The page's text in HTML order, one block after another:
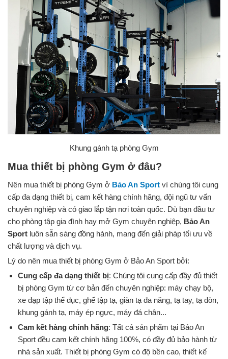
Khung gánh tạ phòng Gym
Mua thiết bị phòng Gym ở đâu?
Nên mua thiết bị phòng Gym ở Bảo An Sport vì chúng tôi cung
cấp đa dạng thiết bị, cam kết hàng chính hãng, đội ngũ tư vấn
chuyên nghiệp và có giao lắp tận nơi toàn quốc. Dù bạn đầu tư
cho phòng tập gia đình hay mở Gym chuyên nghiệp, Bảo An
Sport luôn sẵn sàng đồng hành, mang đến giải pháp tối ưu về
chất lượng và dịch vụ.
Lý do nên mua thiết bị phòng Gym ở Bảo An Sport bởi:
Cung cấp đa dạng thiết bị: Chúng tôi cung cấp đầy đủ thiết
bị phòng Gym từ cơ bản đến chuyên nghiệp: máy chạy bộ,
xe đạp tập thể dục, ghế tập tạ, giàn tạ đa năng, tạ tay, tạ đòn,
khung gánh tạ, máy ép ngực, máy đá chân...
Cam kết hàng chính hãng: Tất cả sản phẩm tại Bảo An
Sport đều cam kết chính hãng 100%, có đầy đủ bảo hành từ
nhà sản xuất. Thiết bị phòng Gym có độ bền cao, thiết kế